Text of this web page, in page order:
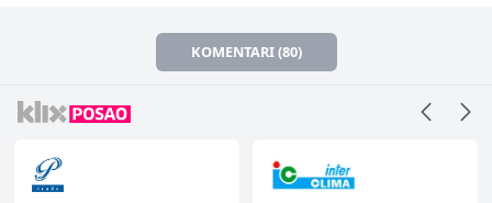
KOMENTARI (80)